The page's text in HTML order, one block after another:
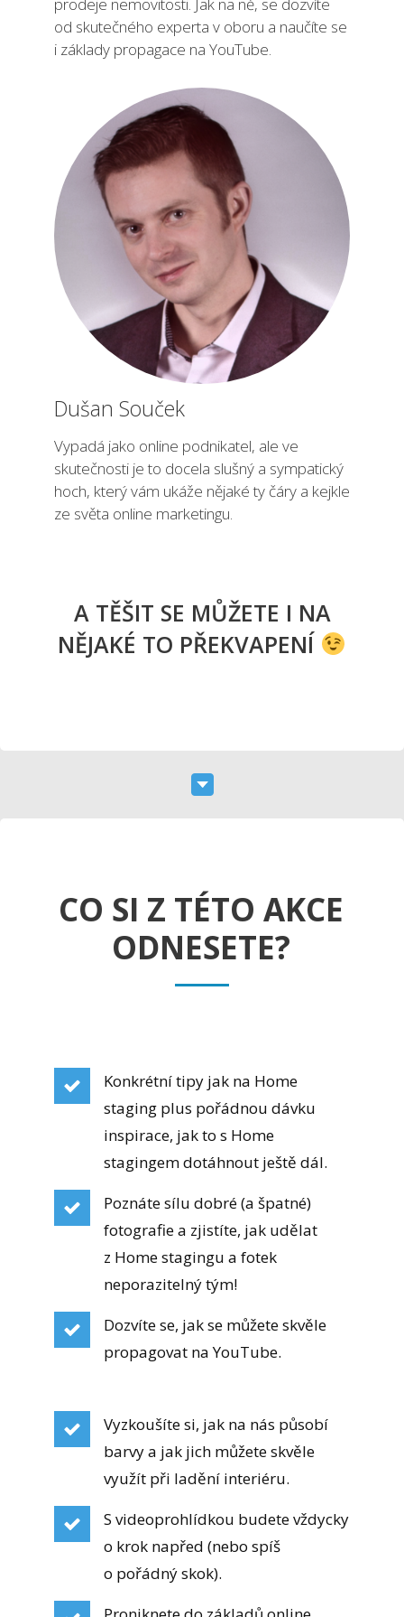
od skutečného experta v oboru a naučíte se
i základy propagace na YouTube.
Dušan Souček
Vypadá jako online podnikatel, ale ve
skutečnosti je to docela slušný a sympatický
hoch, který vám ukáže nějaké ty čáry a kejkle
ze světa online marketingu.
A TĚŠIT SE MŮŽETE I NA
NĚJAKÉ TO PŘEKVAPENÍ
CO SI Z TÉTO AKCE
ODNESETE?
Konkrétní tipy jak na Home
staging plus pořádnou dávku
inspirace, jak to s Home
stagingem dotáhnout ještě dál.
Poznáte sílu dobré (a špatné)
fotografie a zjistíte, jak udělat
z Home stagingu a fotek
neporazitelný tým!
Dozvíte se, jak se můžete skvěle
propagovat na YouTube.
Vyzkoušíte si, jak na nás působí
barvy a jak jich můžete skvěle
využít při ladění interiéru.
S videoprohlídkou budete vždycky
o krok napřed (nebo spíš
o pořádný skok).